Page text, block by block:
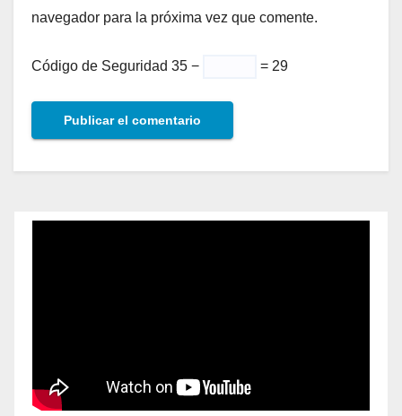
navegador para la próxima vez que comente.
Código de Seguridad 35 − = 29